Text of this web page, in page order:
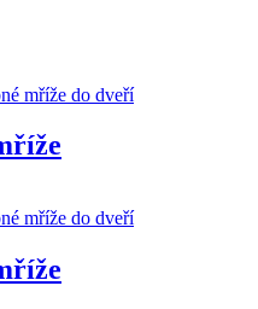
mříže do dveří
mříže do dveří